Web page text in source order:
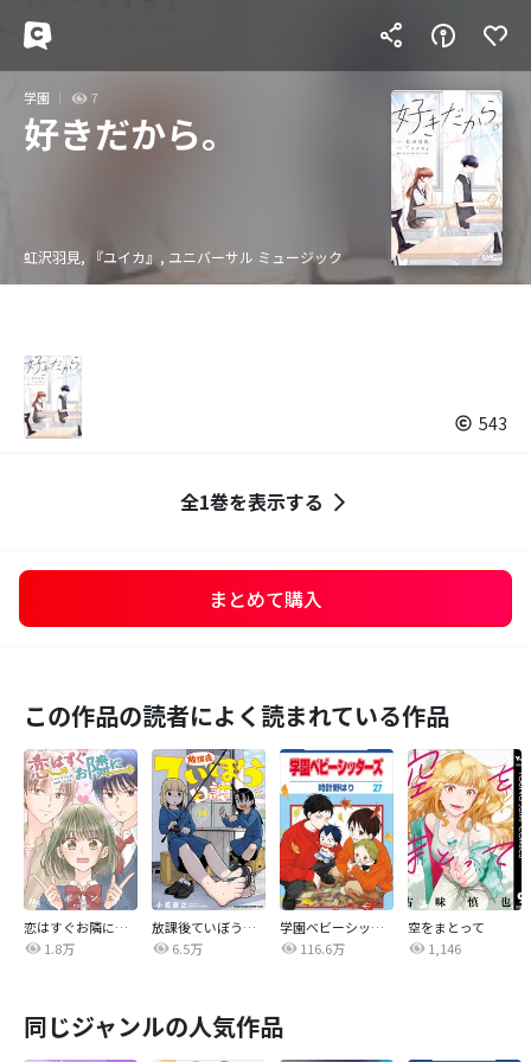
学園 7
好きだから。
虹沢羽見, 『ユイカ』, ユニバーサル ミュージック
543
全1巻を表示する
まとめて購入
この作品の読者によく読まれている作品
恋はすぐお隣に【タテヨミ】
1.8万
放課後ていぼう日誌
6.5万
学園ベビーシッターズ
116.6万
空をまとって
1,146
同じジャンルの人気作品